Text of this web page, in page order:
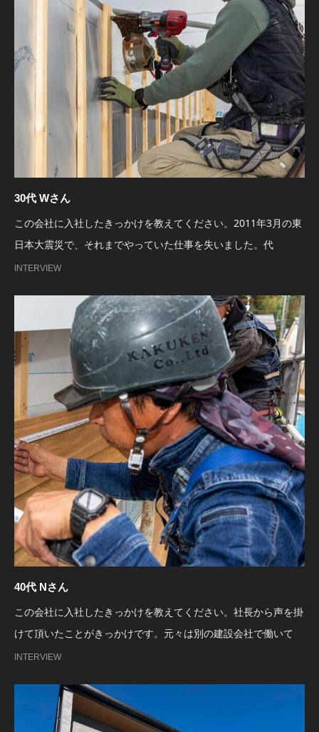
30代 Wさん
この会社に入社したきっかけを教えてください。2011年3月の東
日本大震災で、それまでやっていた仕事を失いました。代
INTERVIEW
40代 Nさん
この会社に入社したきっかけを教えてください。社長から声を掛
けて頂いたことがきっかけです。元々は別の建設会社で働いて
INTERVIEW